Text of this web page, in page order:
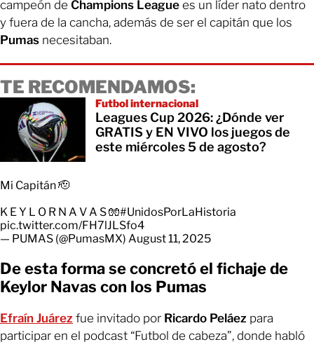
campeón de Champions League es un líder nato dentro
y fuera de la cancha, además de ser el capitán que los
Pumas necesitaban.
TE RECOMENDAMOS:
Futbol internacional
Leagues Cup 2026: ¿Dónde ver
GRATIS y EN VIVO los juegos de
este miércoles 5 de agosto?
Mi Capitán 🫡
K E Y L O R N A V A S 🧤#UnidosPorLaHistoria
pic.twitter.com/FH7lJLSfo4
— PUMAS (@PumasMX) August 11, 2025
De esta forma se concretó el fichaje de
Keylor Navas con los Pumas
Efraín Juárez fue invitado por Ricardo Peláez para
participar en el podcast “Futbol de cabeza”, donde habló